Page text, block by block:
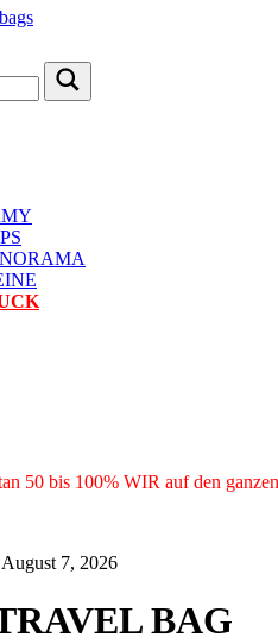
50 bis 100% WIR auf den
August 7, 2026
BAG